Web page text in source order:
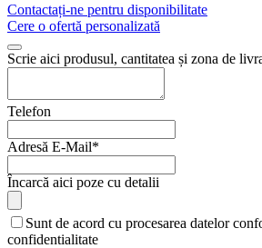
Contactați-ne pentru disponibilitate
Cere o ofertă personalizată
Scrie aici produsul, cantitatea și zona de
Telefon
Adresă E-Mail*
Încarcă aici poze cu detalii
Sunt de acord cu procesarea datelor
confidentialitate